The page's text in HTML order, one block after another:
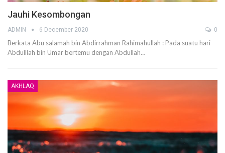
Jauhi Kesombongan
ADMIN 6 December 2020 0
Berkata Abu salamah bin Abdirrahman Rahimahullah : Pada suatu hari
Abdulllah bin Umar bertemu dengan Abdullah…
AKHLAQ